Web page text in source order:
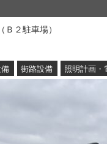
２駐車場）
街路設備 照明計画・